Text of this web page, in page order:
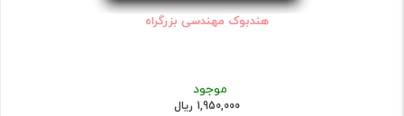
هندبوک مهندسی بزرگراه
موجود
1,950,000 ریال